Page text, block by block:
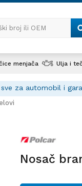
broj ili OEM
menjača Ulja i
sve za automobil i
Nosač